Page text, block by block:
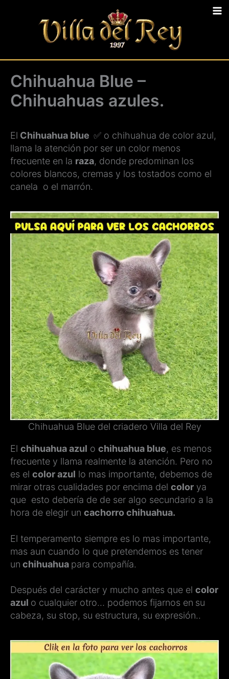
Chihuahua Blue –
Chihuahuas azules.
El Chihuahua blue ✅ o chihuahua de color azul,
llama la atención por ser un color menos
frecuente en la raza, donde predominan los
colores blancos, cremas y los tostados como el
canela o el marrón.
Chihuahua Blue del criadero Villa del Rey
El chihuahua azul o chihuahua blue, es menos
frecuente y llama realmente la atención. Pero no
es el color azul lo mas importante, debemos de
mirar otras cualidades por encima del color ya
que esto debería de de ser algo secundario a la
hora de elegir un cachorro chihuahua.
El temperamento siempre es lo mas importante,
mas aun cuando lo que pretendemos es tener
un chihuahua para compañía.
Después del carácter y mucho antes que el color
azul o cualquier otro… podemos fijarnos en su
cabeza, su stop, su estructura, su expresión..